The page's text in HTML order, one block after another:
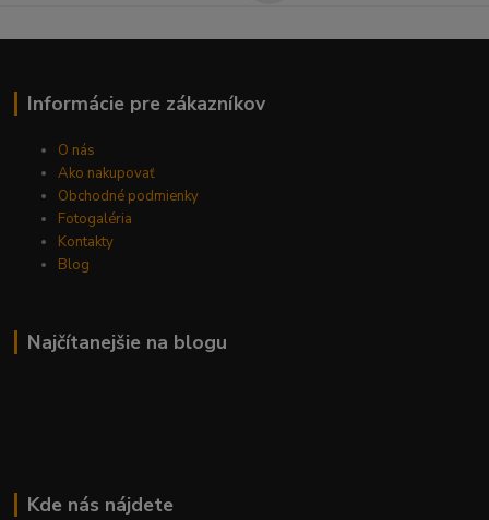
Informácie pre zákazníkov
O nás
Ako nakupovať
Obchodné podmienky
Fotogaléria
Kontakty
Blog
Najčítanejšie na blogu
Kde nás nájdete